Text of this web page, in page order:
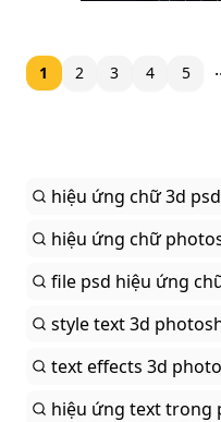
1 2 3 4 5
hiệu ứng chữ 3d psd
hiệu ứng chữ
file psd hiệu ứng
style text 3d
text effects 3d
hiệu ứng text trong